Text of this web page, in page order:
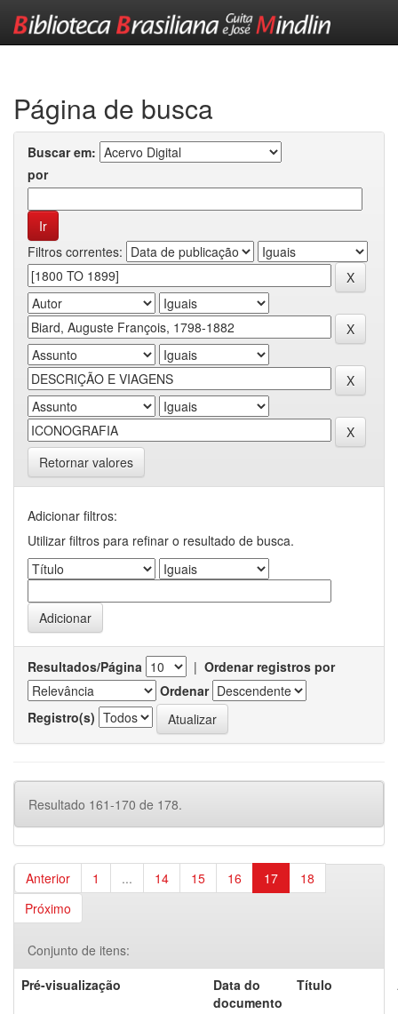
Página de busca
Buscar em:
por
Filtros correntes:
Retornar valores
Adicionar filtros:
Utilizar filtros para refinar o resultado de busca.
Resultados/Página | Ordenar registros por
Ordenar
Registro(s)
Resultado 161-170 de 178.
Anterior 1 ... 14 15 16 17
18
Próximo
Conjunto de itens:
Pré-visualização
Data do
documento
Título